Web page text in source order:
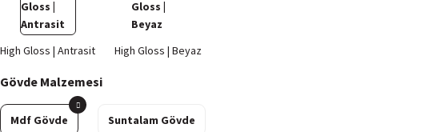
Gövde Malzemesi
Mdf Gövde Suntalam Gövde